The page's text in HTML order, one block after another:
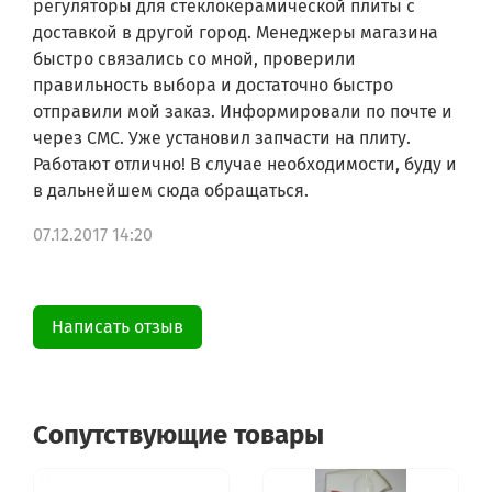
ARISTON VL 13S.1 (WH)
ARISTON VL 13S.1 (BK)
ARISTON VL 22S.1 (BR)
ARISTON VL 22S.1 (WH)
ARISTON VL 22S.1 (BK)
ARISTON VL 04S.1 (IX)
ARISTON VL 22S.1 (IX)
ARISTON VP 13 (BR)
ARISTON VP 13 (WH)
ARISTON VP 13 (BK)
ARISTON VP 04 (BK)
ARISTON VP 042 (WH)
ARISTON VP 042 (BX)
ARISTON G 650 MC
регуляторы для стеклокерамической плиты с
доставкой в другой город. Менеджеры магазина
быстро связались со мной, проверили
правильность выбора и достаточно быстро
отправили мой заказ. Информировали по почте и
через СМС. Уже установил запчасти на плиту.
Работают отлично! В случае необходимости, буду и
в дальнейшем сюда обращаться.
07.12.2017 14:20
Написать отзыв
Сопутствующие товары